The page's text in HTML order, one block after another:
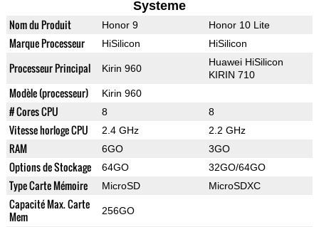
Systeme
Nom du Produit Honor 9 Honor 10 Lite
Marque Processeur HiSilicon HiSilicon
Processeur Principal Kirin 960
Huawei HiSilicon
KIRIN 710
Modèle (processeur) Kirin 960
# Cores CPU 8 8
Vitesse horloge CPU 2.4 GHz 2.2 GHz
RAM 6GO 3GO
Options de Stockage 64GO 32GO/64GO
Type Carte Mémoire MicroSD MicroSDXC
Capacité Max. Carte
Mem
256GO